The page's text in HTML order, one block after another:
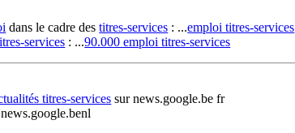
dans le cadre destitres-services : ...emploi titres-services
services : ...90.000 emploi titres-services
titres-services sur news.google.be fr